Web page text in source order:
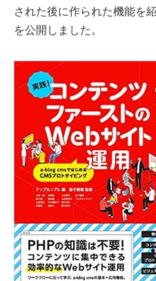
された後に作られた機能を
を公開しました。